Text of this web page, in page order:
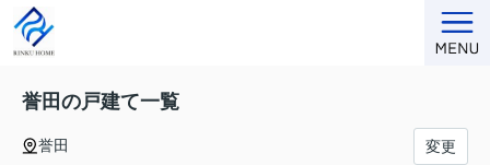
誉田の戸建て一覧
誉田 変更